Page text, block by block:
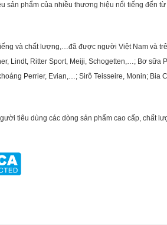
sản phẩm của nhiều thương hiệu nổi tiếng đến
và chất lượng,…đã được người Việt Nam và
Lindt, Ritter Sport, Meiji, Schogetten,…; Bơ sữa
Perrier, Evian,…; Sirô Teisseire, Monin; Bia
tiêu dùng các dòng sản phẩm cao cấp, chất